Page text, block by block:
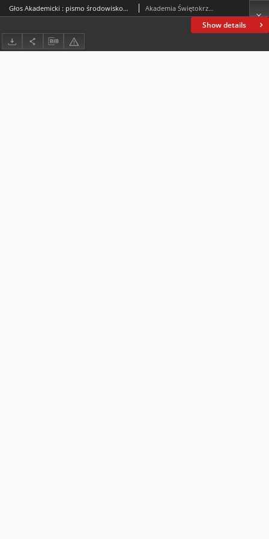
Show details
Głos Akademicki : pismo środowiskowe Akademii Świętokrzyskiej im. Jana Kochanowskiego w Kielcach. 2002, nr 1 (32) : luty-marzec 2002 Akademia Świętokrzyska im. Jana Kochanowskiego (Kielce)